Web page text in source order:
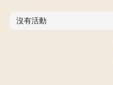
沒有活動